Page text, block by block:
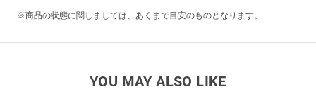
※商品の状態に関しましては、あくまで目安のものとなります。
YOU MAY ALSO LIKE